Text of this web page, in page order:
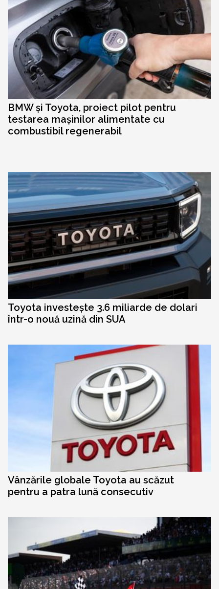
BMW și Toyota, proiect pilot pentru
testarea mașinilor alimentate cu
combustibil regenerabil
Toyota investește 3.6 miliarde de dolari
într-o nouă uzină din SUA
Vânzările globale Toyota au scăzut
pentru a patra lună consecutiv